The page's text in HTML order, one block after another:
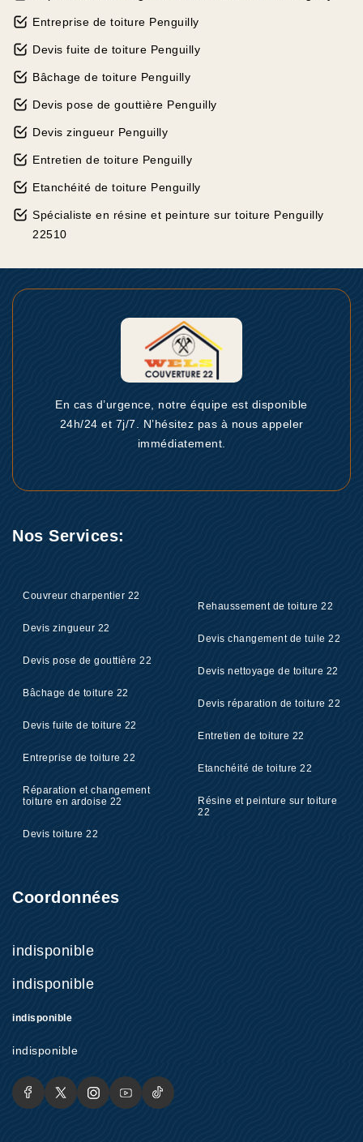
Entreprise de toiture Penguilly
Devis fuite de toiture Penguilly
Bâchage de toiture Penguilly
Devis pose de gouttière Penguilly
Devis zingueur Penguilly
Entretien de toiture Penguilly
Etanchéité de toiture Penguilly
Spécialiste en résine et peinture sur toiture Penguilly
22510
En cas d’urgence, notre équipe est disponible
24h/24 et 7j/7. N’hésitez pas à nous appeler
immédiatement.
Nos Services:
Couvreur charpentier 22
Devis zingueur 22
Devis pose de gouttière 22
Bâchage de toiture 22
Devis fuite de toiture 22
Entreprise de toiture 22
Réparation et changement
toiture en ardoise 22
Devis toiture 22
Rehaussement de toiture 22
Devis changement de tuile 22
Devis nettoyage de toiture 22
Devis réparation de toiture 22
Entretien de toiture 22
Etanchéité de toiture 22
Résine et peinture sur toiture
22
Coordonnées
indisponible
indisponible
indisponible
indisponible